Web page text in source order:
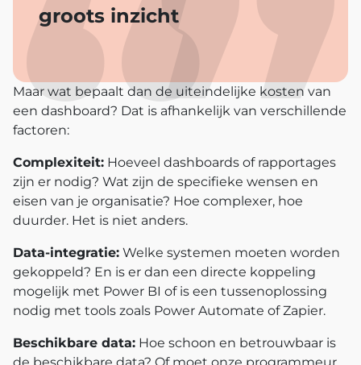
groots inzicht
Maar wat bepaalt dan de uiteindelijke kosten van
een dashboard? Dat is afhankelijk van verschillende
factoren:
Complexiteit: Hoeveel dashboards of rapportages
zijn er nodig? Wat zijn de specifieke wensen en
eisen van je organisatie? Hoe complexer, hoe
duurder. Het is niet anders.
Data-integratie: Welke systemen moeten worden
gekoppeld? En is er dan een directe koppeling
mogelijk met Power BI of is een tussenoplossing
nodig met tools zoals Power Automate of Zapier.
Beschikbare data: Hoe schoon en betrouwbaar is